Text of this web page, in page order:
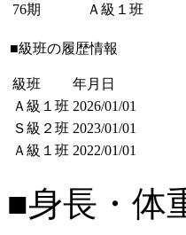
76期
Ａ級１班
■級班の履歴情報
級班
年月日
Ａ級１班 2026/01/01
Ｓ級２班 2023/01/01
Ａ級１班 2022/01/01
■身長・体